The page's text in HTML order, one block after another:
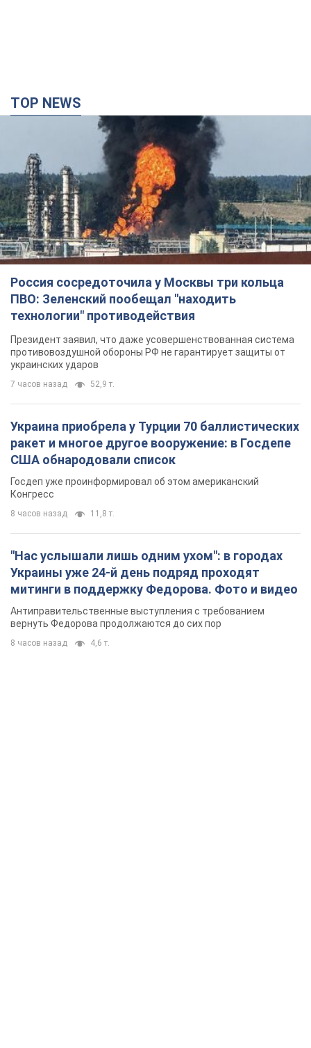
TOP NEWS
Россия сосредоточила у Москвы три кольца
ПВО: Зеленский пообещал "находить
технологии" противодействия
Президент заявил, что даже усовершенствованная система
противовоздушной обороны РФ не гарантирует защиты от
украинских ударов
7 часов назад 52,9 т.
Украина приобрела у Турции 70 баллистических
ракет и многое другое вооружение: в Госдепе
США обнародовали список
Госдеп уже проинформировал об этом американский
Конгресс
8 часов назад 11,8 т.
"Нас услышали лишь одним ухом": в городах
Украины уже 24-й день подряд проходят
митинги в поддержку Федорова. Фото и видео
Антиправительственные выступления с требованием
вернуть Федорова продолжаются до сих пор
8 часов назад 4,6 т.